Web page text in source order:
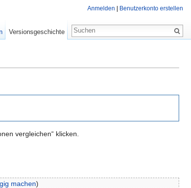
vergleichen“ klicken.
machen)
Anmelden Benutzerkonto erstellen
Versionsgeschichte